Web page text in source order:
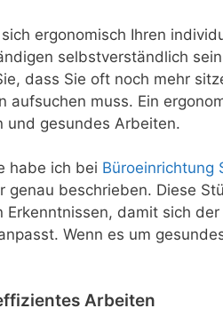
ergonomisch Ihren
selbstverständlich
dass Sie oft noch mehr
aufsuchen muss. Ein
und gesundes Arbeiten.
habe ich bei Büroeinrichtung
genau beschrieben. Diese
Erkenntnissen, damit sich
Wenn es um
Arbeiten